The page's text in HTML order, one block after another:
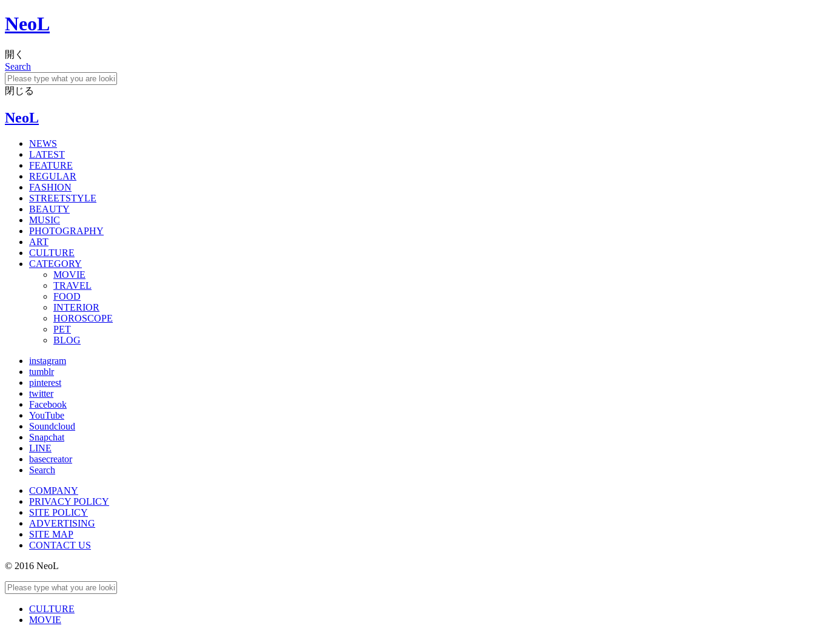
NeoL
開く
Search
閉じる
NeoL
NEWS
LATEST
FEATURE
REGULAR
FASHION
STREETSTYLE
BEAUTY
MUSIC
PHOTOGRAPHY
ART
CULTURE
CATEGORY
MOVIE
TRAVEL
FOOD
INTERIOR
HOROSCOPE
PET
BLOG
instagram
tumblr
pinterest
twitter
Facebook
YouTube
Soundcloud
Snapchat
LINE
basecreator
Search
COMPANY
PRIVACY POLICY
SITE POLICY
ADVERTISING
SITE MAP
CONTACT US
© 2016 NeoL
CULTURE
MOVIE